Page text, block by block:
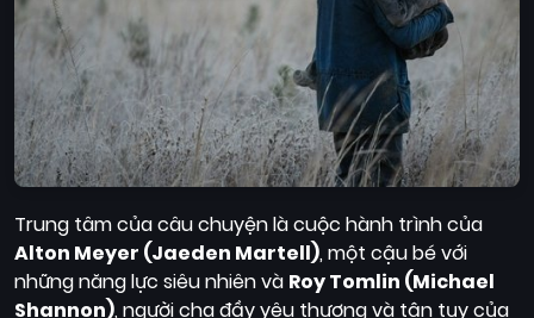
Trung tâm của câu chuyện là cuộc hành trình của
Alton Meyer (Jaeden Martell), một cậu bé với
những năng lực siêu nhiên và Roy Tomlin (Michael
Shannon), người cha đầy yêu thương và tận tụy của